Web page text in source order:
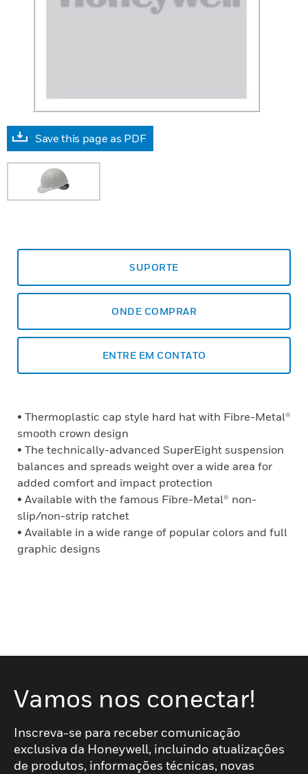
Save this page as PDF
SUPORTE
ONDE COMPRAR
ENTRE EM CONTATO
• Thermoplastic cap style hard hat with Fibre-Metal®
smooth crown design
• The technically-advanced SuperEight suspension
balances and spreads weight over a wide area for
added comfort and impact protection
• Available with the famous Fibre-Metal® non-
slip/non-strip ratchet
• Available in a wide range of popular colors and full
graphic designs
Vamos nos conectar!
Inscreva-se para receber comunicação
exclusiva da Honeywell, incluindo atualizações
de produtos, informações técnicas, novas